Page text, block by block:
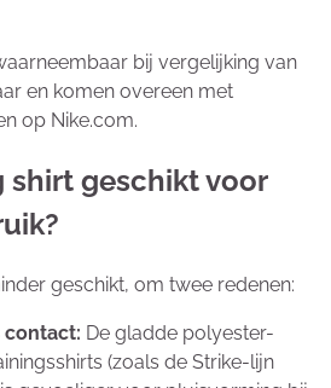
bij vergelijking van
en komen overeen met
op Nike.com.
shirt geschikt voor
geschikt, om twee redenen:
contact: De gladde polyester-
(zoals de Strike-lijn